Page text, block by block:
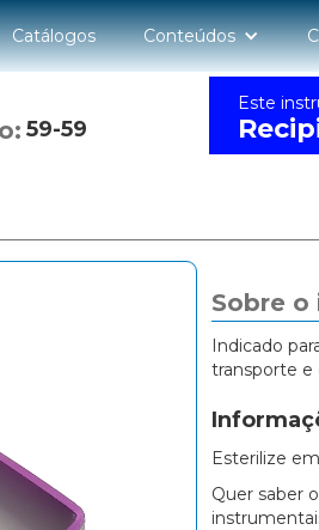
Catálogos Conteúdos
59-59
Este
Sobre
Indicado
transporte e
Esterilize
Quer saber